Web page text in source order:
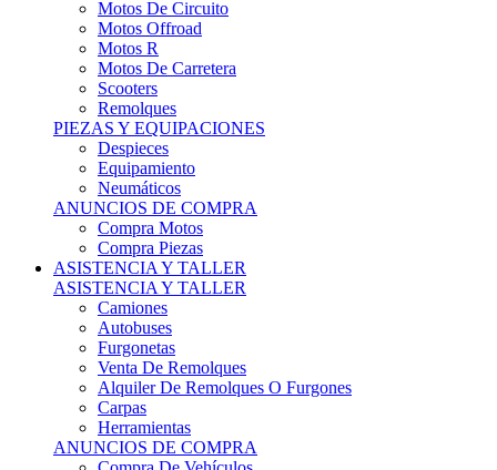
Motos R
Motos De Carretera
Scooters
Remolques
PIEZAS Y EQUIPACIONES
Despieces
Equipamiento
Neumáticos
ANUNCIOS DE COMPRA
Compra Motos
Compra Piezas
ASISTENCIA Y TALLER
ASISTENCIA Y TALLER
Camiones
Autobuses
Furgonetas
Venta De Remolques
Alquiler De Remolques O Furgones
Carpas
Herramientas
ANUNCIOS DE COMPRA
Compra De Vehículos
Compra De Herramientas